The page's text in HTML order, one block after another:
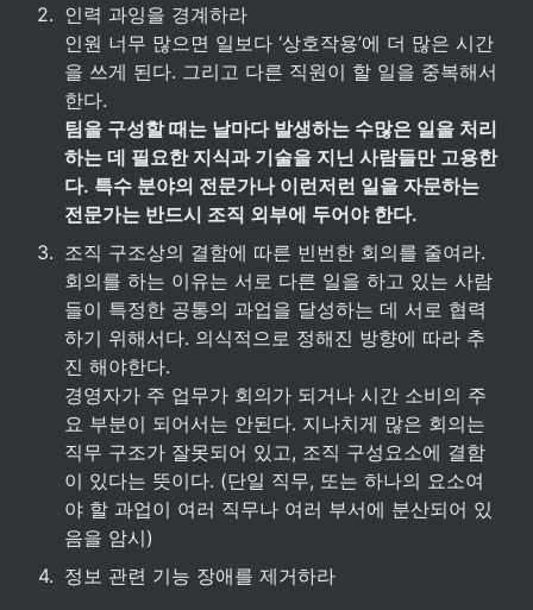
2. 인력 과잉을 경계하라
인원 너무 많으면 일보다 ‘상호작용’에 더 많은 시간
을 쓰게 된다. 그리고 다른 직원이 할 일을 중복해서
팀을 구성할 때는 날마다 발생하는 수많은 일을 처리
하는 데 필요한 지식과 기술을 지닌 사람들만 고용한
다. 특수 분야의 전문가나 이런저런 일을 자문하는
전문가는 반드시 조직 외부에 두어야 한다.
3. 조직 구조상의 결함에 따른 빈번한 회의를 줄여라.
회의를 하는 이유는 서로 다른 일을 하고 있는 사람
들이 특정한 공통의 과업을 달성하는 데 서로 협력
하기 위해서다. 의식적으로 정해진 방향에 따라 추
진 해야한다.
경영자가 주 업무가 회의가 되거나 시간 소비의 주
요 부분이 되어서는 안된다. 지나치게 많은 회의는
직무 구조가 잘못되어 있고, 조직 구성요소에 결함
이 있다는 뜻이다. (단일 직무, 또는 하나의 요소여
야 할 과업이 여러 직무나 여러 부서에 분산되어 있
음을 암시)
4. 정보 관련 기능 장애를 제거하라